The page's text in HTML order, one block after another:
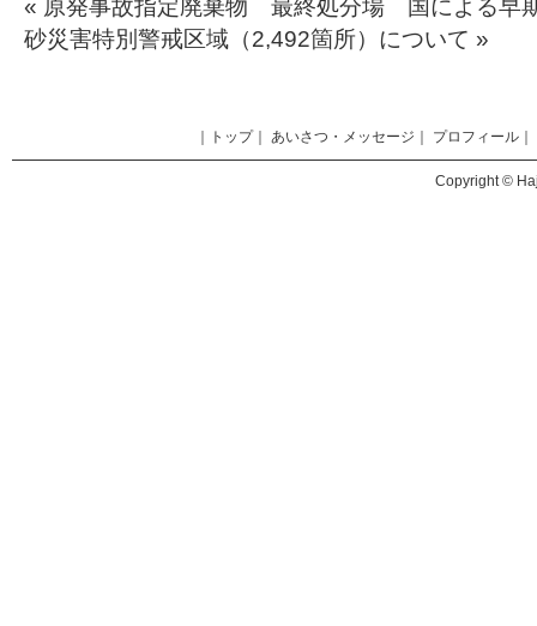
« 原発事故指定廃棄物 最終処分場 国による早
砂災害特別警戒区域（2,492箇所）について »
トップ｜ あいさつ・メッセージ プロフィール
Copyright ©